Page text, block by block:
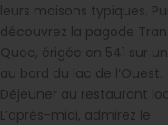
leurs maisons typiques.
découvrez la pagode Tran
Quoc, érigée en 541 sur
au bord du lac de l’Ouest.
Déjeuner au restaurant
L’après-midi, admirez le